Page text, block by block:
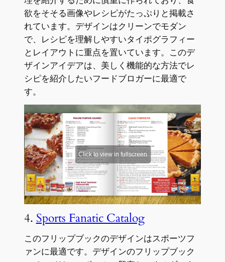
欲をそそる画像やレシピがたっぷりと掲載さ
れています。デザインはクリーンでモダン
で、レシピを理解しやすいタイポグラフィー
とレイアウトに重点を置いています。このデ
ザインアイデアは、美しく機能的な方法でレ
シピを紹介したいフードブロガーに最適で
す。
4. Sports Fanatic Catalog
このフリップブックのデザインはスポーツフ
ァンに最適です。デザインのフリップブック